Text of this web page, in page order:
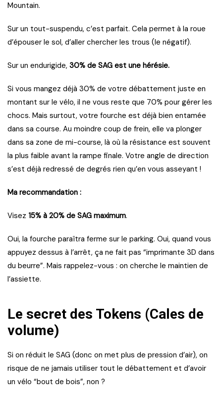
Mountain.
Sur un tout-suspendu, c’est parfait. Cela permet à la roue
d’épouser le sol, d’aller chercher les trous (le négatif).
Sur un endurigide, 30% de SAG est une hérésie.
Si vous mangez déjà 30% de votre débattement juste en
montant sur le vélo, il ne vous reste que 70% pour gérer les
chocs. Mais surtout, votre fourche est déjà bien entamée
dans sa course. Au moindre coup de frein, elle va plonger
dans sa zone de mi-course, là où la résistance est souvent
la plus faible avant la rampe finale. Votre angle de direction
s’est déjà redressé de degrés rien qu’en vous asseyant !
Ma recommandation :
Visez 15% à 20% de SAG maximum.
Oui, la fourche paraîtra ferme sur le parking. Oui, quand vous
appuyez dessus à l’arrêt, ça ne fait pas “imprimante 3D dans
du beurre”. Mais rappelez-vous : on cherche le maintien de
l’assiette.
Le secret des Tokens (Cales de
volume)
Si on réduit le SAG (donc on met plus de pression d’air), on
risque de ne jamais utiliser tout le débattement et d’avoir
un vélo “bout de bois”, non ?